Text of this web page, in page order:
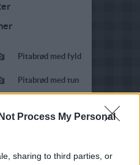
Process My Personal
sharing to third parties, or
Pitabrød med fyld
Pitabrød med tun
oksekød